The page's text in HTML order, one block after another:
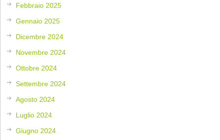
Febbraio 2025
Gennaio 2025
Dicembre 2024
Novembre 2024
Ottobre 2024
Settembre 2024
Agosto 2024
Luglio 2024
Giugno 2024